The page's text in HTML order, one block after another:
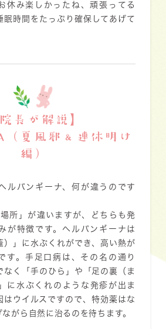
休み楽しかったね、頑張ってる
眠時間をたっぷり確保してあげて
院長が解説】
（夏風邪＆連休明け
編）
ルパンギーナ、何が違うのです
所」が違いますが、どちらも発
が特徴です。 ヘルパンギーナは
）」に水ぶくれができ、高い熱が
す。手足口病は、その名の通り
なく「手のひら」や「足の裏（ま
に水ぶくれのような発疹が出ま
はウイルスですので、特効薬はな
がら自然に治るのを待ちます。